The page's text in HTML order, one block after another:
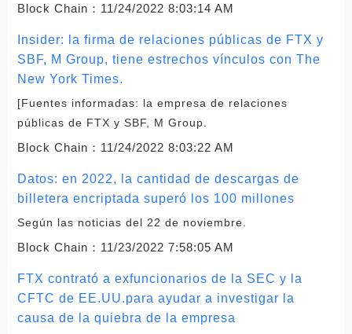
Block Chain： 11/24/2022 8:03:14 AM
Insider: la firma de relaciones públicas de FTX y
SBF, M Group, tiene estrechos vínculos con The
New York Times.
[Fuentes informadas: la empresa de relaciones
públicas de FTX y SBF, M Group.
Block Chain： 11/24/2022 8:03:22 AM
Datos: en 2022, la cantidad de descargas de
billetera encriptada superó los 100 millones
Según las noticias del 22 de noviembre.
Block Chain： 11/23/2022 7:58:05 AM
FTX contrató a exfuncionarios de la SEC y la
CFTC de EE.UU.para ayudar a investigar la
causa de la quiebra de la empresa